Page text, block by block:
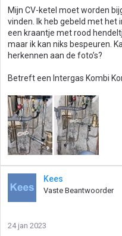
Mijn CV-ketel moet worden
vinden. Ik heb gebeld met
een kraantje met rood
maar ik kan niks bespeuren.
herkennen aan de foto’s?
Betreft een Intergas Kombi
Kees
Vaste Beantwoorder
24 jan 2023